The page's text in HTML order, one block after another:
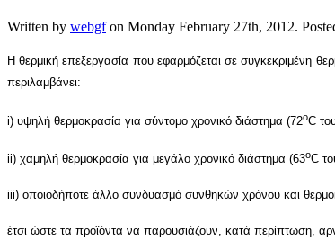
Written by webgfon Monday February 27th, 2012.
Η θερμική επεξεργασία που εφαρμόζεται σε συγκεκριμένη
περιλαμβάνει:
i) υψηλή θερμοκρασία για σύντομο χρονικό διάστημα (72oC
ii) χαμηλή θερμοκρασία για μεγάλο χρονικό διάστημα (63oC
iii) οποιοδήποτε άλλο συνδυασμό συνθηκών χρόνου και
έτσι ώστε τα προϊόντα να παρουσιάζουν, κατά περίπτωση,